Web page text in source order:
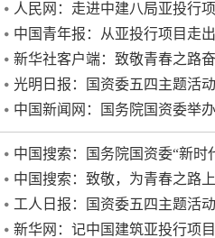
人民网：走进中建八局亚投行
中国青年报：从亚投行项目走
新华社客户端：致敬青春之路
光明日报：国资委五四主题活
中国新闻网：国务院国资委举
中国搜索：国务院国资委“新
中国搜索：致敬，为青春之路
工人日报：国资委五四主题活
新华网：记中国建筑亚投行项